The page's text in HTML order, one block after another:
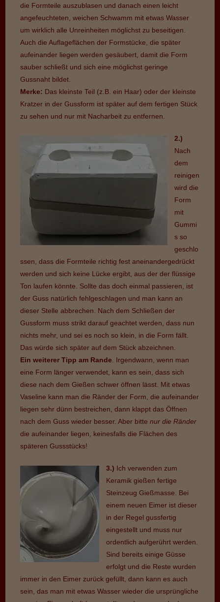
die Formteile auszublasen und danach einen leicht
angefeuchteten, weichen Schwamm mit etwas Wasser
um wirklich alle Unreinheiten möglichst zu beseitigen.
Auch die Auflageflächen der Formstücke, die später
aufeinander liegen werden gesäubert, damit die Form
sauber schließt und sich eine möglichst geringe
Gussnaht bildet.
Merke: Das kleinste Teil (z.B. ein Haar) oder der kleinste
Kratzer in der Gussform ist später auf dem fertigen Stück
zu sehen und nur mit Nacharbeit zu entfernen.
2.)
Nach
dem
reinigen
wird die
Form
mit
Gummi
s so
geschlo
ssen, dass die Formteile richtig fest aneinandergedrückt
werden und sich keine Lücke ergibt, aus der der flüssige
Ton laufen könnte. Sollte das doch einmal passieren, ist
der Guss natürlich fehlgeschlagen und man kann an
dieser Stelle abbrechen. Nach dem Schließen der
Gussform muss strikt darauf geachtet werden, dass nun
nichts mehr, und sei es noch so klein, in die Form fällt.
Das würde sich später auf dem Stück abzeichnen.
Ein weiterer Tipp am Rande . Irgendwann, wenn man
eine Form länger verwendet, kann es sein, dass sich
diese nach dem Gießen schwer öffnen lässt. Mit etwas
Vaseline kann man die Ränder der Form, die aufeinander
liegen sehr dünn bestreichen, dann klappt das Öffnen
nach dem Guss wieder besser. Aber bittenur die Ränder
die aufeinander liegen, keinesfalls die Flächen des
späteren Gussstücks!
3.) Ich verwenden zum
Keramik gießen fertige
Steinzeug Gießmasse. Bei
einem neuen Eimer ist dieser
in der Regel gussfertig
eingestellt und muss nur
ordentlich aufgerührt werden.
Sind bereits einige Güsse
erfolgt und die Reste wurden
immer in den Eimer zurück gefüllt, dann kann es auch
sein, das man mit etwas Wasser wieder die ursprüngliche